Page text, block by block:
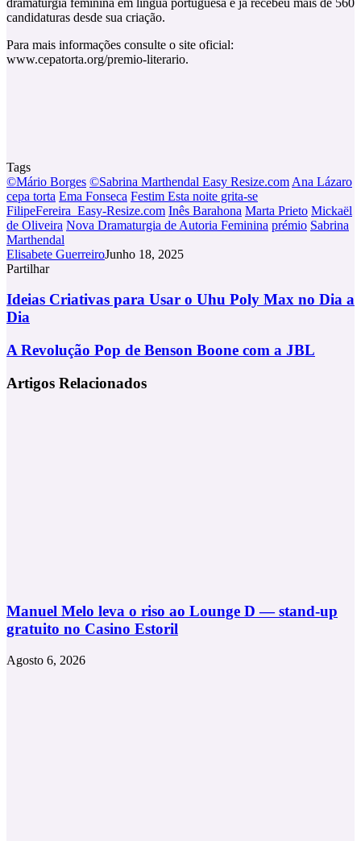
candidaturas desde sua criação.
Para mais informações consulte o site oficial:
www.cepatorta.org/premio-literario.
Tags
©Mário Borges ©Sabrina Marthendal Easy Resize.com Ana Lázaro
cepa torta Ema Fonseca Festim Esta noite grita-se
FilipeFereira_Easy-Resize.com Inês Barahona Marta Prieto Mickaël
de Oliveira Nova Dramaturgia de Autoria Feminina prémio Sabrina
Marthendal
Elisabete GuerreiroJunho 18, 2025
Partilhar
Via
Email
Ideias
Criativas
para
o
Poly
Ideias Criativas para Usar o Uhu Poly Max no Dia a
Dia
A
Pop
de
A Revolução Pop de Benson Boone com a JBL
Artigos Relacionados
Manuel Melo leva o riso ao Lounge D — stand-up
gratuito no Casino Estoril
Agosto 6, 2026